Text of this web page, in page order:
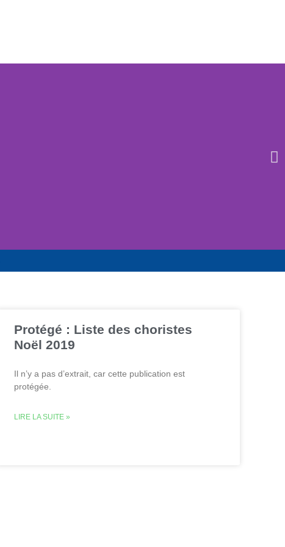
Protégé : Liste des choristes
Noël 2019
Il n’y a pas d’extrait, car cette publication est
protégée.
LIRE LA SUITE »